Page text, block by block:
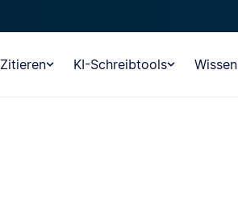
Zitieren KI-Schreibtools Wissen